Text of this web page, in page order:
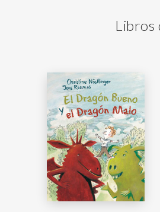
Libros